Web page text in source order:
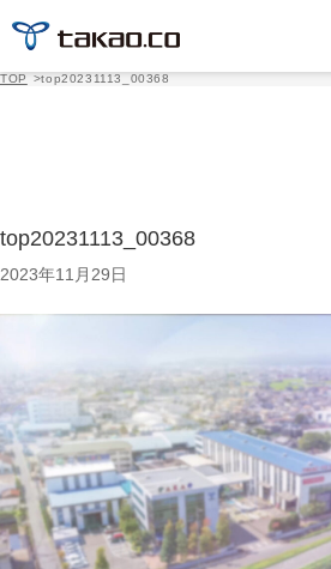
TOP >top20231113_00368
top20231113_00368
2023年11月29日